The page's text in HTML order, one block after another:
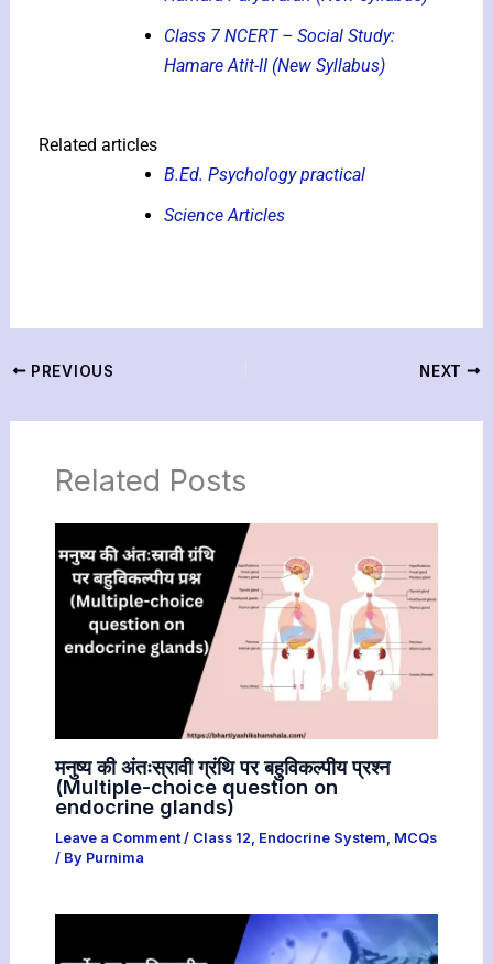
Class 7 NCERT – Social Study:
Hamare Atit-II (New Syllabus)
Related articles
B.Ed. Psychology practical
Science Articles
PREVIOUS NEXT
Related Posts
मनुष्य की अंतःस्रावी ग्रंथि पर बहुविकल्पीय प्रश्न
(Multiple-choice question on
endocrine glands)
Leave a Comment / Class 12, Endocrine System, MCQs
/ By Purnima